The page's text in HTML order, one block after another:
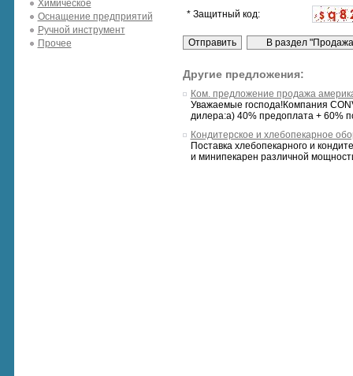
Химическое
Оснащение предприятий
Ручной инструмент
Прочее
* Защитный код:
Другие предложения:
Ком. предложение продажа
Уважаемые господа!Компания
дилера:а) 40% предоплата + 60%
Кондитерское и хлебопекарное
Поставка хлебопекарного и
и минипекарен различной